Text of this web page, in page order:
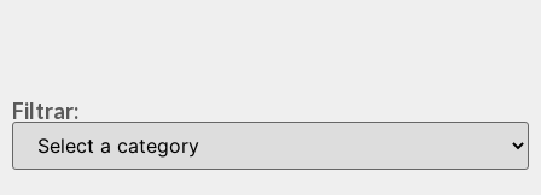
Filtrar: